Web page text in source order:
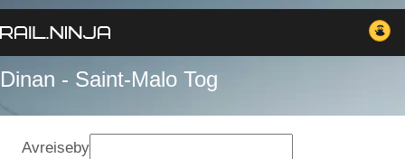
Dinan - Saint-Malo Tog
Avreiseby